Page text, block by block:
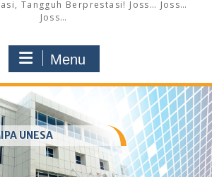
Tangguh Berprestasi! Joss… Joss…
Joss…
Menu
UNESA